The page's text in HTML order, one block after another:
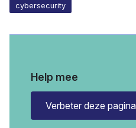
cybersecurity
Help mee
Verbeter deze pagina